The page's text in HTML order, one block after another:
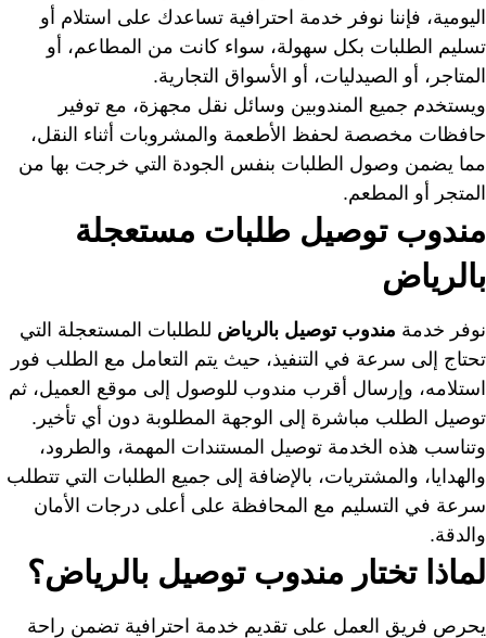
اليومية، فإننا نوفر خدمة احترافية تساعدك على استلام أو
تسليم الطلبات بكل سهولة، سواء كانت من المطاعم، أو
المتاجر، أو الصيدليات، أو الأسواق التجارية.
ويستخدم جميع المندوبين وسائل نقل مجهزة، مع توفير
حافظات مخصصة لحفظ الأطعمة والمشروبات أثناء النقل،
مما يضمن وصول الطلبات بنفس الجودة التي خرجت بها من
المتجر أو المطعم.
مندوب توصيل طلبات مستعجلة
بالرياض
نوفر خدمة مندوب توصيل بالرياض للطلبات المستعجلة التي
تحتاج إلى سرعة في التنفيذ، حيث يتم التعامل مع الطلب فور
استلامه، وإرسال أقرب مندوب للوصول إلى موقع العميل، ثم
توصيل الطلب مباشرة إلى الوجهة المطلوبة دون أي تأخير.
وتناسب هذه الخدمة توصيل المستندات المهمة، والطرود،
والهدايا، والمشتريات، بالإضافة إلى جميع الطلبات التي تتطلب
سرعة في التسليم مع المحافظة على أعلى درجات الأمان
والدقة.
لماذا تختار مندوب توصيل بالرياض؟
يحرص فريق العمل على تقديم خدمة احترافية تضمن راحة